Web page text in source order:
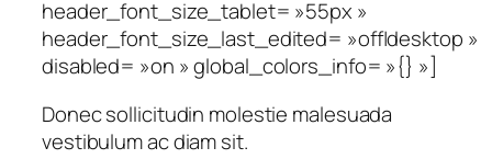
header_font_size_tablet= »55px »
header_font_size_last_edited= »off|desktop »
disabled= »on » global_colors_info= »{} »]
Donec sollicitudin molestie malesuada
vestibulum ac diam sit.